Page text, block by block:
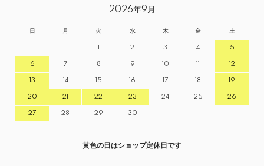
2026年9月
日 月 火 水 木 金 土
1 2 3 4 5
6 7 8 9 10 11 12
13 14 15 16 17 18 19
20 21 22 23 24 25 26
27 28 29 30
黄色の日はショップ定休日です